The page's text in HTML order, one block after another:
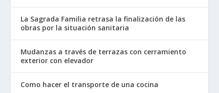
La Sagrada Familia retrasa la finalización de las
obras por la situación sanitaria
Mudanzas a través de terrazas con cerramiento
exterior con elevador
Como hacer el transporte de una cocina